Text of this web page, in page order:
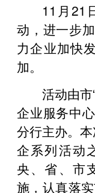
11月21
动，进一步
力企业加快
加。
活动由
企业服务中
分行主办。
企系列活动
央、省、市
施，认真落